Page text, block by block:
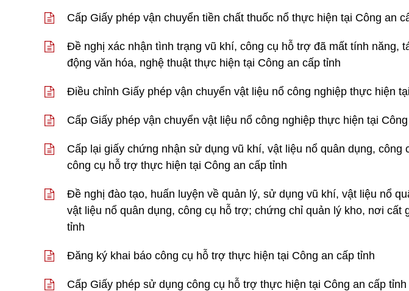
Cấp Giấy phép vận chuyển tiền chất thuốc nổ thực hiện tại Công an
Đề nghị xác nhận tình trạng vũ khí, công cụ hỗ trợ đã mất tính
động văn hóa, nghệ thuật thực hiện tại Công an cấp tỉnh
Điều chỉnh Giấy phép vận chuyển vật liệu nổ công nghiệp thực hiện
Cấp Giấy phép vận chuyển vật liệu nổ công nghiệp thực hiện tại
Cấp lại giấy chứng nhận sử dụng vũ khí, vật liệu nổ quân dụng,
công cụ hỗ trợ thực hiện tại Công an cấp tỉnh
Đề nghị đào tạo, huấn luyện về quản lý, sử dụng vũ khí, vật liệu nổ
vật liệu nổ quân dụng, công cụ hỗ trợ; chứng chỉ quản lý kho, nơi
tỉnh
Đăng ký khai báo công cụ hỗ trợ thực hiện tại Công an cấp tỉnh
Cấp Giấy phép sử dụng công cụ hỗ trợ thực hiện tại Công an cấp tỉnh